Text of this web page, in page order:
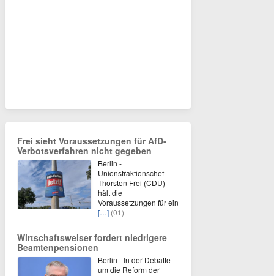
Frei sieht Voraussetzungen für AfD-
Verbotsverfahren nicht gegeben
Berlin -
Unionsfraktionschef
Thorsten Frei (CDU)
hält die
Voraussetzungen für ein
[…] (01)
Wirtschaftsweiser fordert niedrigere
Beamtenpensionen
Berlin - In der Debatte
um die Reform der